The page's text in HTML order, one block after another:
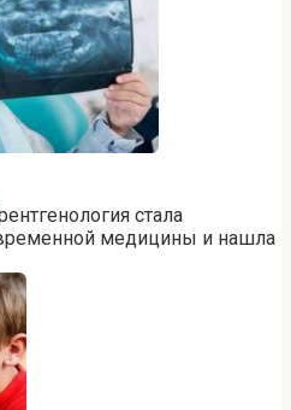
стала
медицины и нашла